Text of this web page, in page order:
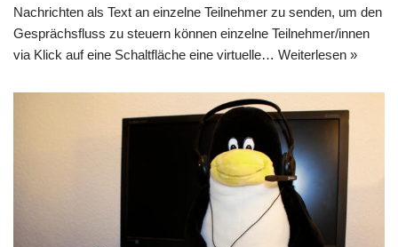
Nachrichten als Text an einzelne Teilnehmer zu senden, um den
Gesprächsfluss zu steuern können einzelne Teilnehmer/innen
via Klick auf eine Schaltfläche eine virtuelle… Weiterlesen »